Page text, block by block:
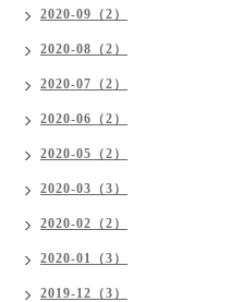
2020-09（2）
2020-08（2）
2020-07（2）
2020-06（2）
2020-05（2）
2020-03（3）
2020-02（2）
2020-01（3）
2019-12（3）